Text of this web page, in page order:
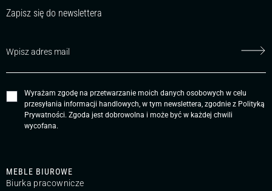
MEBLE BIUROWE
Biurka pracownicze
Zapisz się do newslettera
Wyrażam zgodę na przetwarzanie moich danych osobowych w celu
przesyłania informacji handlowych, w tym newslettera, zgodnie z Polityką
Prywatności. Zgoda jest dobrowolna i może być w każdej chwili
wycofana.